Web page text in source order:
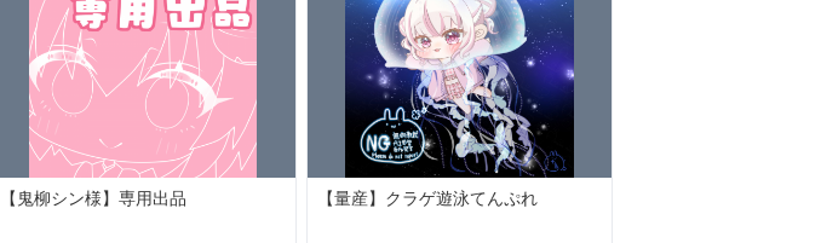
【鬼柳シン様】専用出品 【量産】クラゲ遊泳てんぷれ